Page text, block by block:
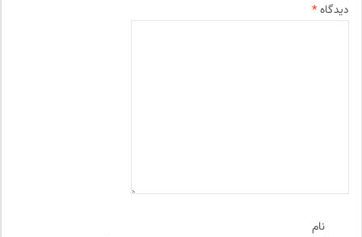
دیدگاه*
نام